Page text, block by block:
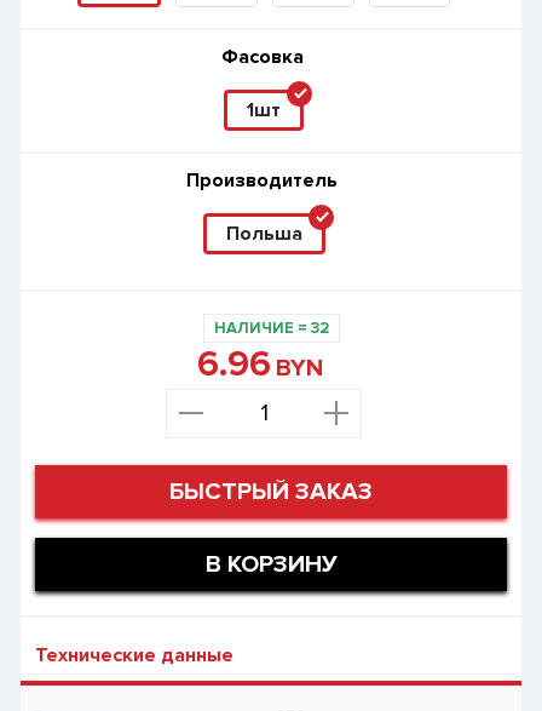
НАЛИЧИЕ = 32
6.96 BYN
БЫСТРЫЙ ЗАКАЗ
В КОРЗИНУ
Фасовка
1шт
Производитель
Польша
Технические данные